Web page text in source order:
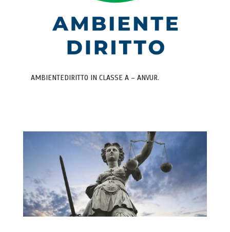
AMBIENTEDIRITTO IN CLASSE A – ANVUR.